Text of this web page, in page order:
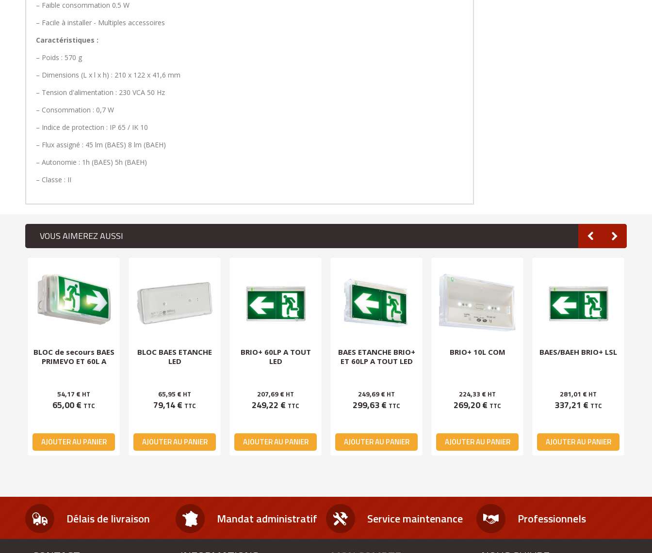
– Faible consommation 0.5 W
– Facile à installer - Multiples accessoires
Caractéristiques :
– Poids : 570 g
– Dimensions (L x l x h) : 210 x 122 x 41,6 mm
– Tension d'alimentation : 230 VCA 50 Hz
– Consommation : 0,7 W
– Indice de protection : IP 65 / IK 10
– Flux assigné : 45 lm (BAES) 8 lm (BAEH)
– Autonomie : 1h (BAES) 5h (BAEH)
– Classe : II
VOUS AIMEREZ AUSSI
BLOC de secours BAES
PRIMEVO ET 60L A
54,17 € HT
65,00 € TTC
AJOUTER AU PANIER
BLOC BAES ETANCHE
LED
65,95 € HT
79,14 € TTC
AJOUTER AU PANIER
BRIO+ 60LP A TOUT
LED
207,69 € HT
249,22 € TTC
AJOUTER AU PANIER
BAES ETANCHE BRIO+
ET 60LP A TOUT LED
249,69 € HT
299,63 € TTC
AJOUTER AU PANIER
BRIO+ 10L COM
224,33 € HT
269,20 € TTC
AJOUTER AU PANIER
BAES/BAEH BRIO+ LSL
281,01 € HT
337,21 € TTC
AJOUTER AU PANIER
Délais de livraison Mandat administratif Service maintenance Professionnels